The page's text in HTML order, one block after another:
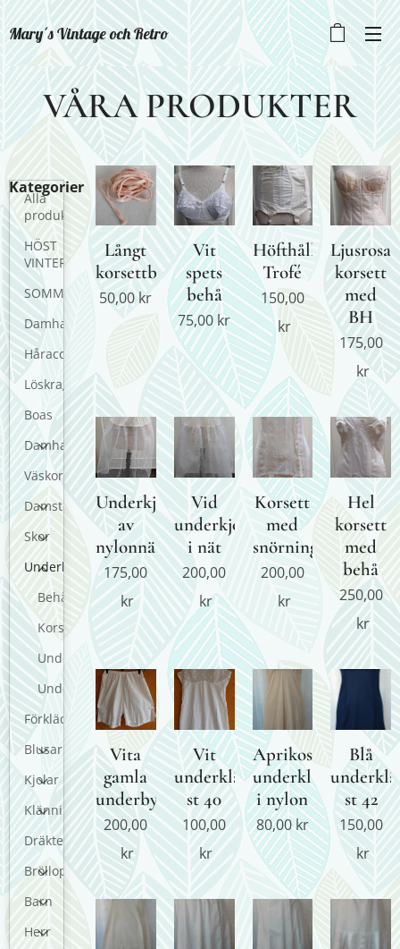
Mary´s Vintage och Retro
VÅRA PRODUKTER
Kategorier
Alla
produkter
HÖST
VINTER
SOMMAR
Damhattar
Håraccesoarer
Löskragar
Boas
Damhandskar
Väskor
Damstrumpor
Skor
Underkläder
Behå
Korsetter
Underkjolar
Underbyxor
Förkläden
Blusar
Kjolar
Klänningar
Dräkter
Bröllop
Barn
Herr
Långt
korsettband
50,00kr
Vit
spets
behå
75,00kr
Höfthållare
Trofé
150,00
kr
Ljusrosa
korsett
med
BH
175,00
kr
Underkjol
av
nylonnät
175,00
kr
Vid
underkjol
i nät
200,00
kr
Korsett
med
snörning
200,00
kr
Hel
korsett
med
behå
250,00
kr
Vita
gamla
underbyyxor
200,00
kr
Vit
underklänning
st 40
100,00
kr
Aprikos
underklänning
i nylon
80,00kr
Blå
st 42
150,00
kr